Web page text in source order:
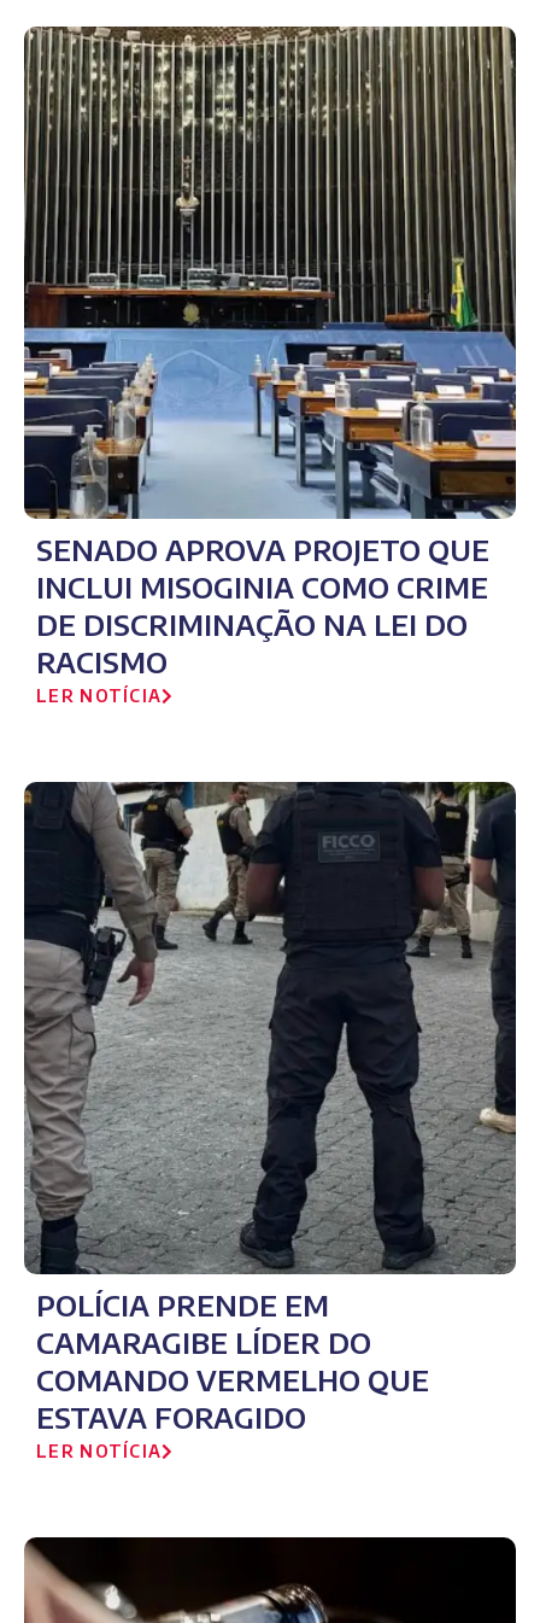
SENADO APROVA PROJETO QUE
INCLUI MISOGINIA COMO CRIME
DE DISCRIMINAÇÃO NA LEI DO
RACISMO
LER NOTÍCIA
POLÍCIA PRENDE EM
CAMARAGIBE LÍDER DO
COMANDO VERMELHO QUE
ESTAVA FORAGIDO
LER NOTÍCIA